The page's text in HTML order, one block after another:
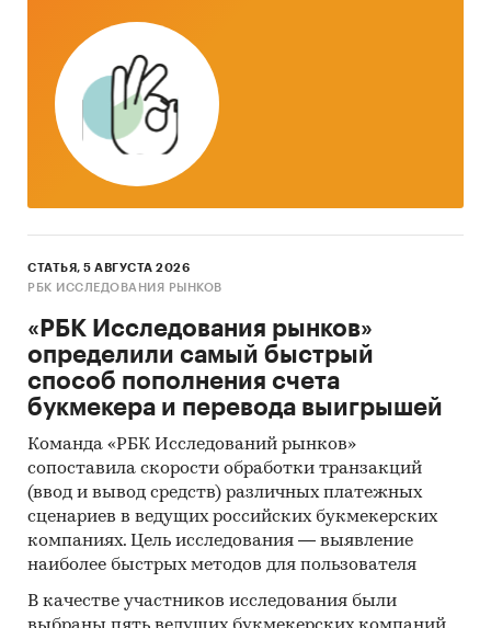
Всемирная торговая организация
Наряду с официальной статистикой в
обзоре приведены результаты
исследований
Опрос экспертов лесной и
деревообрабатывающей промышленности
В настоящем обзоре территория Крыма пока
неопределенностью правового статуса
полуострова и отсутствием на данный момент
какой-либо официальной статистики по
региону в качестве субъекта Российской
Федерации
Категории: Сельское хозяйство / Лесное
хозяйство
СТАТЬЯ, 5 АВГУСТА 2026
РБК ИССЛЕДОВАНИЯ РЫНКОВ
«РБК Исследования рынков»
определили самый быстрый
способ пополнения счета
букмекера и перевода выигрышей
Команда «РБК Исследований рынков»
сопоставила скорости обработки транзакций
(ввод и вывод средств) различных платежных
сценариев в ведущих российских букмекерских
компаниях. Цель исследования — выявление
наиболее быстрых методов для пользователя
В качестве участников исследования были